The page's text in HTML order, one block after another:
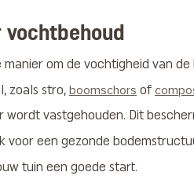
vochtbehoud
om de vochtigheid van
zoals stro, boomschors of
vastgehouden. Dit
voor een gezonde
tuin een goede start.